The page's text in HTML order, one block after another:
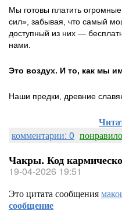
Мы готовы платить
сил», забывая, что самый
доступный из них —
нами.
Это воздух. И то, как мы
Наши предки, древние
комментарии: 0
Чакры. Код
19-04-2026 19:51
Это цитата сообщения
сообщение